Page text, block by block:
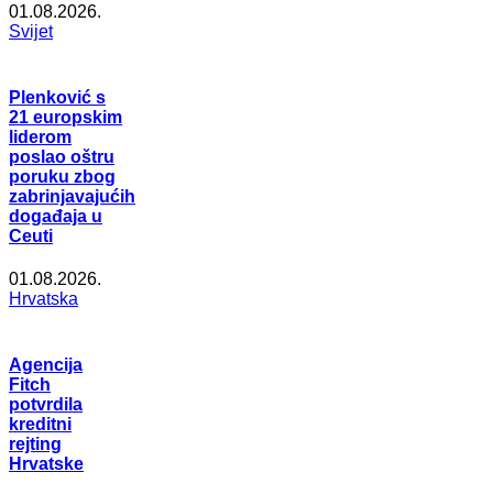
01.08.2026.
Svijet
Plenković s
21 europskim
liderom
poslao oštru
poruku zbog
zabrinjavajućih
događaja u
Ceuti
01.08.2026.
Hrvatska
Agencija
Fitch
potvrdila
kreditni
rejting
Hrvatske